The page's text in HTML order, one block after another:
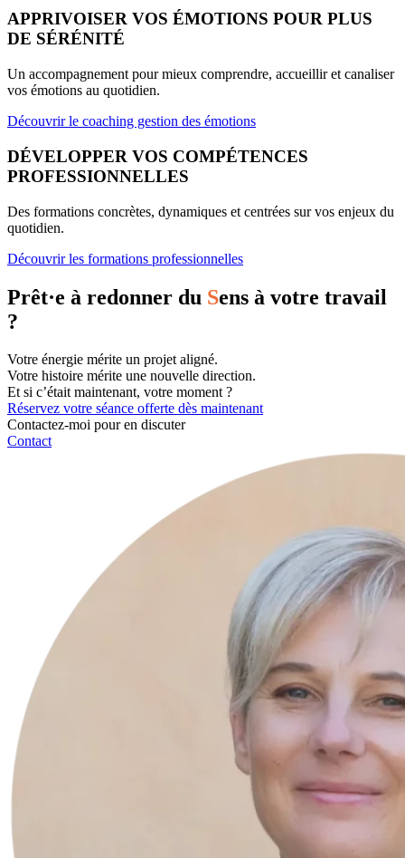
APPRIVOISER VOS ÉMOTIONS POUR PLUS
DE SÉRÉNITÉ
Un accompagnement pour mieux comprendre, accueillir et canaliser
vos émotions au quotidien.
Découvrir le coaching gestion des émotions
DÉVELOPPER VOS COMPÉTENCES
PROFESSIONNELLES
Des formations concrètes, dynamiques et centrées sur vos enjeux du
quotidien.
Découvrir les formations professionnelles
Prêt·e à redonner du Sens à votre travail
?
Votre énergie mérite un projet aligné.
Votre histoire mérite une nouvelle direction.
Et si c’était maintenant, votre moment ?
Réservez votre séance offerte dès maintenant
Contactez-moi pour en discuter
Contact